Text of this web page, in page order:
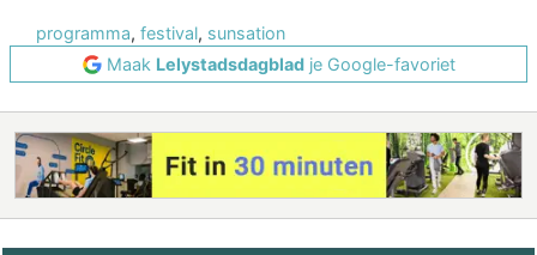
programma, festival, sunsation
Maak Lelystadsdagbladje Google-favoriet